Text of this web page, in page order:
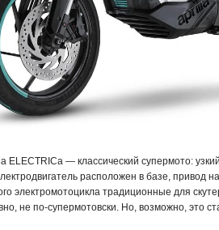
ELECTRICa — классический супермото:
расположен в базе, привод
электромотоцикла традиционные для
не по-супермотовски. Но, возможно, это